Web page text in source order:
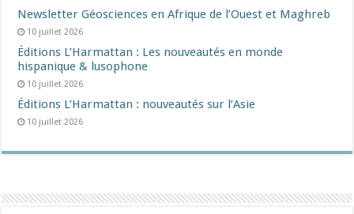
Newsletter Géosciences en Afrique de l’Ouest et Maghreb
10 juillet 2026
Éditions L’Harmattan : Les nouveautés en monde
hispanique & lusophone
10 juillet 2026
Éditions L’Harmattan : nouveautés sur l’Asie
10 juillet 2026